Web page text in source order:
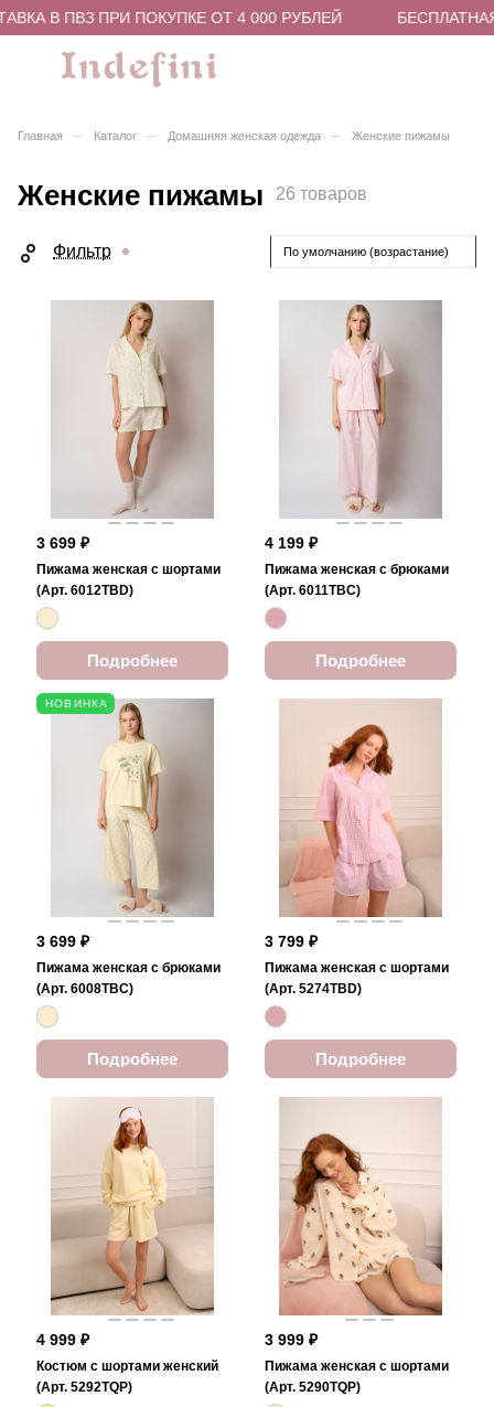
В ПВЗ ПРИ ПОКУПКЕ ОТ 4 000 РУБЛЕЙ БЕСПЛАТНАЯ
Главная – Каталог – Домашняя женская одежда – Женские пижамы
Женские пижамы 26 товаров
Фильтр По умолчанию (возрастание)
3 699 ₽
Пижама женская с шортами
(Арт. 6012TBD)
Подробнее
4 199 ₽
Пижама женская с брюками
(Арт. 6011TBC)
Подробнее
НОВИНКА
3 699 ₽
Пижама женская с брюками
(Арт. 6008TBC)
Подробнее
3 799 ₽
Пижама женская с шортами
(Арт. 5274TBD)
Подробнее
4 999 ₽
Костюм с шортами женский
(Арт. 5292TQP)
3 999 ₽
Пижама женская с шортами
(Арт. 5290TQP)